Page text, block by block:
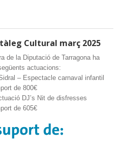
Cultural març 2025
de la Diputació de Tarragona ha
actuacions:
– Espectacle carnaval infantil
de 800€
DJ’s Nit de disfresses
de 605€